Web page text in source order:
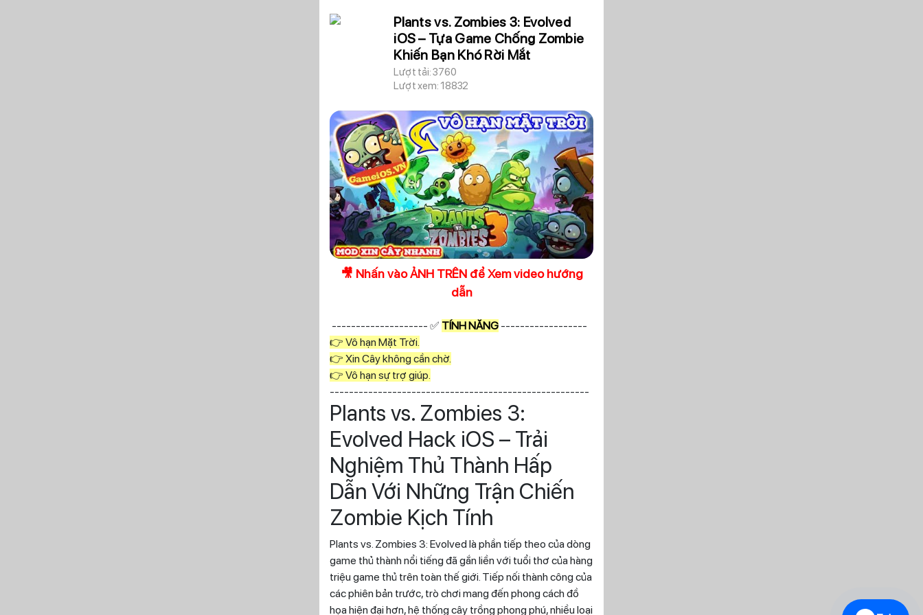
Plants vs. Zombies 3: Evolved
iOS – Tựa Game Chống Zombie
Khiến Bạn Khó Rời Mắt
Lượt tải: 3760
Lượt xem: 18832
🎥 Nhấn vào ẢNH TRÊN để Xem video hướng
dẫn
-------------------- ✅ TÍNH NĂNG ------------------
👉 Vô hạn Mặt Trời.
👉 Xin Cây không cần chờ.
👉 Vô hạn sự trợ giúp.
------------------------------------------------------
Plants vs. Zombies 3:
Evolved Hack iOS – Trải
Nghiệm Thủ Thành Hấp
Dẫn Với Những Trận Chiến
Zombie Kịch Tính
Plants vs. Zombies 3: Evolved là phần tiếp theo của dòng
game thủ thành nổi tiếng đã gắn liền với tuổi thơ của hàng
triệu game thủ trên toàn thế giới. Tiếp nối thành công của
các phiên bản trước, trò chơi mang đến phong cách đồ
họa hiện đại hơn, hệ thống cây trồng phong phú, nhiều loại